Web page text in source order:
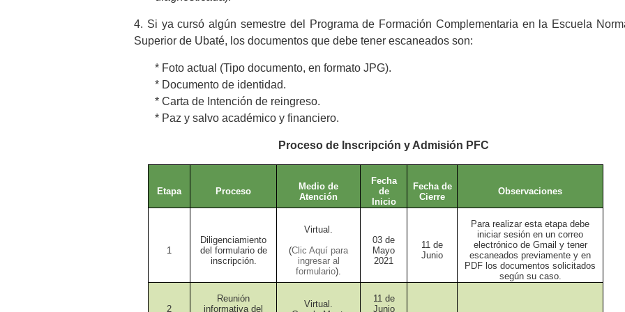
4. Si ya cursó algún semestre del Programa de Formación Complementaria en la Escuela
Superior de Ubaté, los documentos que debe tener escaneados son:
* Foto actual (Tipo documento, en formato JPG).
* Documento de identidad.
* Carta de Intención de reingreso.
* Paz y salvo académico y financiero.
Proceso de Inscripción y Admisión PFC
Etapa Proceso
Medio de
Atención
Fecha
de
Inicio
Fecha de
Cierre
Observaciones
1
Diligenciamiento
del formulario de
inscripción.
Virtual.
(Clic Aquí para
ingresar al
formulario).
03 de
Mayo
2021
11 de
Junio
Para realizar esta etapa debe
iniciar sesión en un correo
electrónico de Gmail y tener
escaneados previamente y en
PDF los documentos solicitados
según su caso.
2
Reunión
informativa del
Virtual.
11 de
Junio